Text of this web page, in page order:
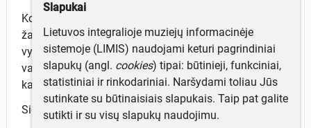
Kompozicijos kairėje – mečetė, abipus įėjimo
žaliuojantys kiparisai, dešinėje – besišnekučiuojančių
vyrų grupelė su asilu kiparisų šešėlyje. Tolėliau
vandens telkinys, kurio kitame krante matomi aukšti
kalnai. Saulėta diena.
Signuotas įbrėžimu averso apatinėje dalyje dešinėje.
Slapukai
Lietuvos integralioje muziejų informacinėje
sistemoje (LIMIS) naudojami keturi pagrindiniai
slapukų (angl. cookies) tipai: būtinieji, funkciniai,
statistiniai ir rinkodariniai. Naršydami toliau Jūs
sutinkate su būtinaisiais slapukais. Taip pat galite
sutikti ir su visų slapukų naudojimu.